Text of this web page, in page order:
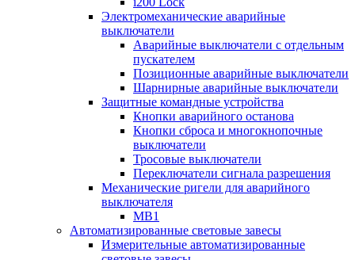
Электромеханические аварийные
выключатели
Аварийные выключатели с отдельным
пускателем
Позиционные аварийные выключатели
Шарнирные аварийные выключатели
Защитные командные устройства
Кнопки аварийного останова
Кнопки сброса и многокнопочные
выключатели
Тросовые выключатели
Переключатели сигнала разрешения
Механические ригели для аварийного
выключателя
MB1
Автоматизированные световые завесы
Измерительные автоматизированные